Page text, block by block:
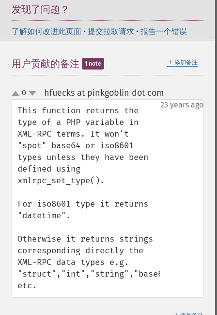
发现了问题？
了解如何改进此页面 • 提交拉取请求 • 报告一个错误
＋ 添加备注
用户贡献的备注 1 note
up
down
0 hfuecks at pinkgoblin dot com
23 years ago
This function returns the
type of a PHP variable in
XML-RPC terms. It won't
"spot" base64 or iso8601
types unless they have been
defined using
xmlrpc_set_type().
For iso8601 type it returns
"datetime".
Otherwise it returns strings
corresponding directly the
XML-RPC data types e.g.
"struct","int","string","base64"
etc.